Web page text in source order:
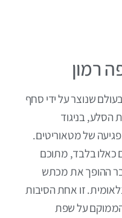
רמון
שנוצר על ידי סחף
הסלע, בניגוד
של מטאוריטים.
כאלו בלבד, מתוכם
ההופך את מכתש
זו אחת הסיבות
על שפת